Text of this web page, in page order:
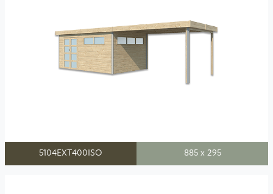
5104EXT400ISO 885 x 295